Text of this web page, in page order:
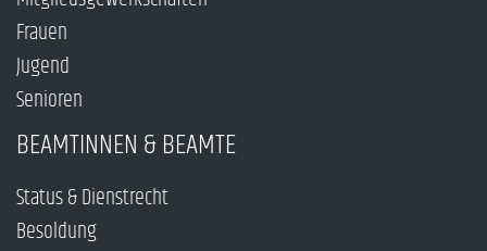
Frauen
Jugend
Senioren
BEAMTINNEN & BEAMTE
Status & Dienstrecht
Besoldung